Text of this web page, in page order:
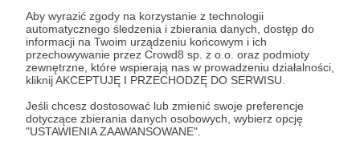
Aby wyrazić zgody na korzystanie z technologii
automatycznego śledzenia i zbierania danych, dostęp do
informacji na Twoim urządzeniu końcowym i ich
przechowywanie przez Crowd8 sp. z o.o. oraz podmioty
zewnętrzne, które wspierają nas w prowadzeniu działalności,
kliknij AKCEPTUJĘ I PRZECHODZĘ DO SERWISU.
Jeśli chcesz dostosować lub zmienić swoje preferencje
dotyczące zbierania danych osobowych, wybierz opcję
"USTAWIENIA ZAAWANSOWANE".
Czy na pewno chcesz kontynuować?
Tak, przejdź do strony
Pozostań na Patronite